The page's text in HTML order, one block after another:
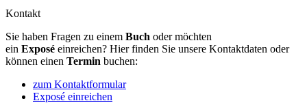
Kontakt
Sie haben Fragen zu einem Buch oder möchten
ein Exposé einreichen? Hier finden Sie unsere Kontaktdaten oder
können einen Termin buchen:
zum Kontaktformular
Exposé einreichen